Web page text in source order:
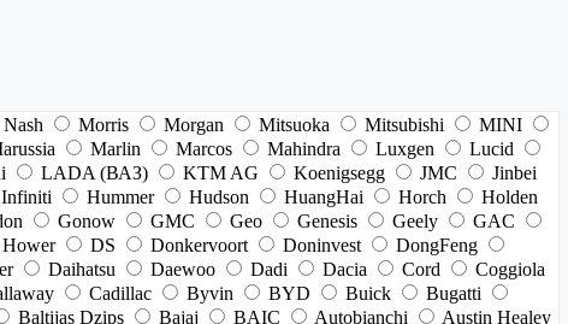
Nash Morris Morgan Mitsuoka Mitsubishi
MINI
Marlin Marcos Mahindra Luxgen
Lucid
LADA (ВАЗ) KTM AG Koenigsegg JMC
Jinbei
Infiniti Hummer Hudson HuangHai Horch
Holden
Gonow GMC Geo Genesis Geely
GAC
DS Donkervoort Doninvest
DongFeng
Daihatsu Daewoo Dadi Dacia Cord
Coggiola
Cadillac Byvin BYD Buick
Bugatti
Baltijas Dzips Bajaj BAIC Autobianchi
Austin Healey